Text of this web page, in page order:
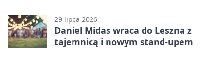
29 lipca 2026
Daniel Midas wraca do Leszna z
tajemnicą i nowym stand-upem